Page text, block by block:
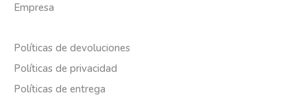
Empresa
Políticas de devoluciones
Políticas de privacidad
Políticas de entrega